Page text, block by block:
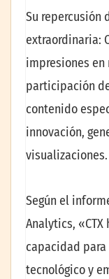
Su repercusión
extraordinaria:
impresiones en
participación
contenido
innovación,
visualizaciones.
Según el
Analytics,
capacidad
tecnológico y